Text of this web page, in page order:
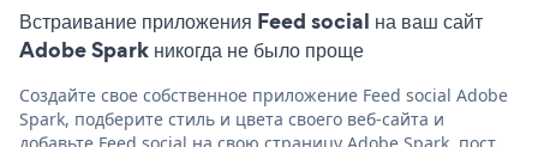
Встраивание приложения Feed social на ваш сайт
Adobe Spark никогда не было проще
Создайте свое собственное приложение Feed social Adobe
Spark, подберите стиль и цвета своего веб-сайта и
добавьте Feed social на свою страницу Adobe Spark, пост,